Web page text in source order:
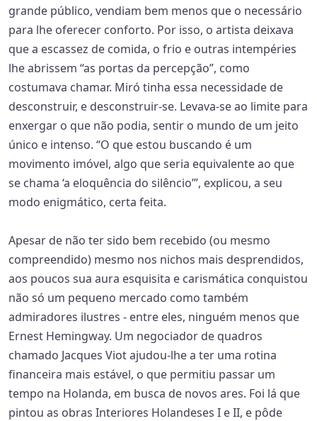
grande público, vendiam bem menos que o necessário
para lhe oferecer conforto. Por isso, o artista deixava
que a escassez de comida, o frio e outras intempéries
lhe abrissem “as portas da percepção”, como
costumava chamar. Miró tinha essa necessidade de
desconstruir, e desconstruir-se. Levava-se ao limite para
enxergar o que não podia, sentir o mundo de um jeito
único e intenso. “O que estou buscando é um
movimento imóvel, algo que seria equivalente ao que
se chama ‘a eloquência do silêncio’”, explicou, a seu
modo enigmático, certa feita.
Apesar de não ter sido bem recebido (ou mesmo
compreendido) mesmo nos nichos mais desprendidos,
aos poucos sua aura esquisita e carismática conquistou
não só um pequeno mercado como também
admiradores ilustres - entre eles, ninguém menos que
Ernest Hemingway. Um negociador de quadros
chamado Jacques Viot ajudou-lhe a ter uma rotina
financeira mais estável, o que permitiu passar um
tempo na Holanda, em busca de novos ares. Foi lá que
pintou as obras Interiores Holandeses I e II, e pôde